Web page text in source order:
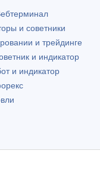
и советники
и трейдинге
и индикатор
и индикатор